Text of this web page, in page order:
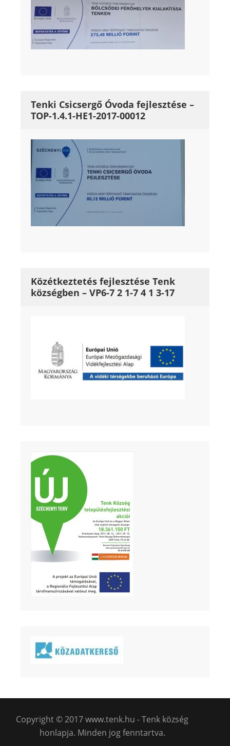
Tenki Csicsergő Óvoda fejlesztése –
TOP-1.4.1-HE1-2017-00012
Közétkeztetés fejlesztése Tenk
községben – VP6-7 2 1-7 4 1 3-17
Copyright © 2017 www.tenk.hu - Tenk község
honlapja. Minden jog fenntartva.